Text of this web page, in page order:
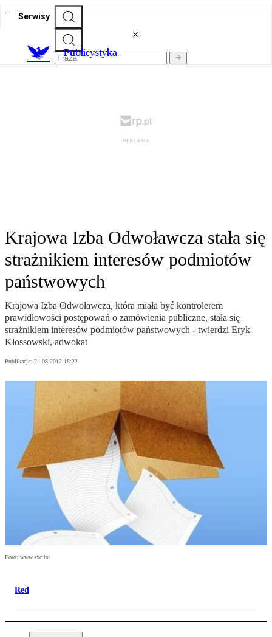
Serwisy
Publicystyka
Krajowa Izba Odwoławcza stała się
strażnikiem interesów podmiotów
państwowych
Krajowa Izba Odwoławcza, która miała być kontrolerem
prawidłowości postępowań o zamówienia publiczne, stała się
strażnikiem interesów podmiotów państwowych - twierdzi Eryk
Kłossowski, adwokat
Publikacja: 24.08.2012 18:22
Foto: www.sxc.hu
Red